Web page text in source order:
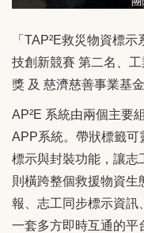
「TAP²E救災物資標
技創新競賽 第二名、
獎 及 慈濟慈善事業基金
AP²E 系統由兩個主要
APP系統。帶狀標籤可
標示與封裝功能，讓志
則橫跨整個救援物資生
報、志工同步標示資訊
一套多方即時互通的平